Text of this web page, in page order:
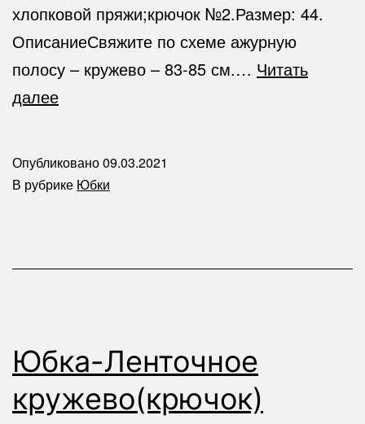
хлопковой пряжи;крючок №2.Размер: 44.
ОписаниеСвяжите по схеме ажурную
полосу – кружево – 83-85 см.… Читать
далееГолубая
кружево)
Опубликовано09.03.2021
В рубрике Юбки
Юбка-Ленточное
кружево(крючок)